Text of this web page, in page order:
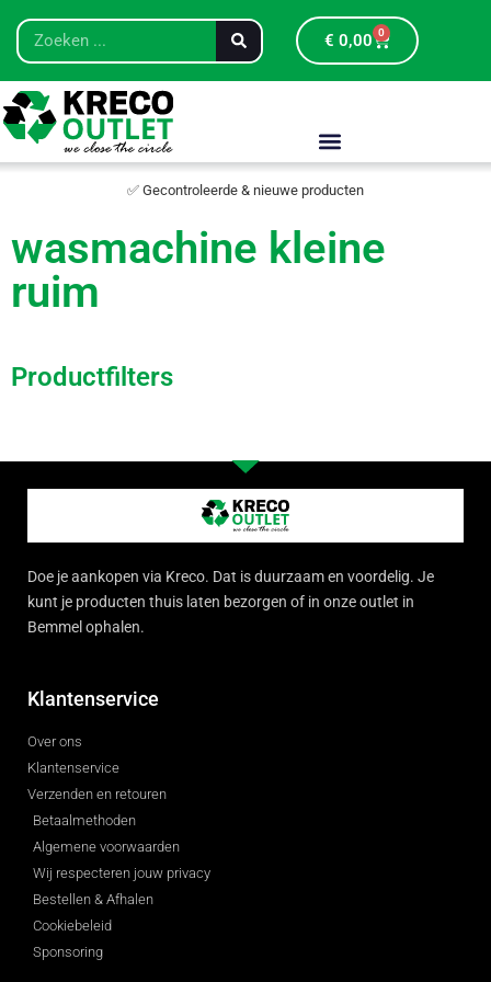
€ 0,00 0
✅ Gecontroleerde & nieuwe producten
wasmachine kleine
ruim
Productfilters
Doe je aankopen via Kreco. Dat is duurzaam en voordelig. Je
kunt je producten thuis laten bezorgen of in onze outlet in
Bemmel ophalen.
Klantenservice
Over ons
Klantenservice
Verzenden en retouren
Betaalmethoden
Algemene voorwaarden
Wij respecteren jouw privacy
Bestellen & Afhalen
Cookiebeleid
Sponsoring